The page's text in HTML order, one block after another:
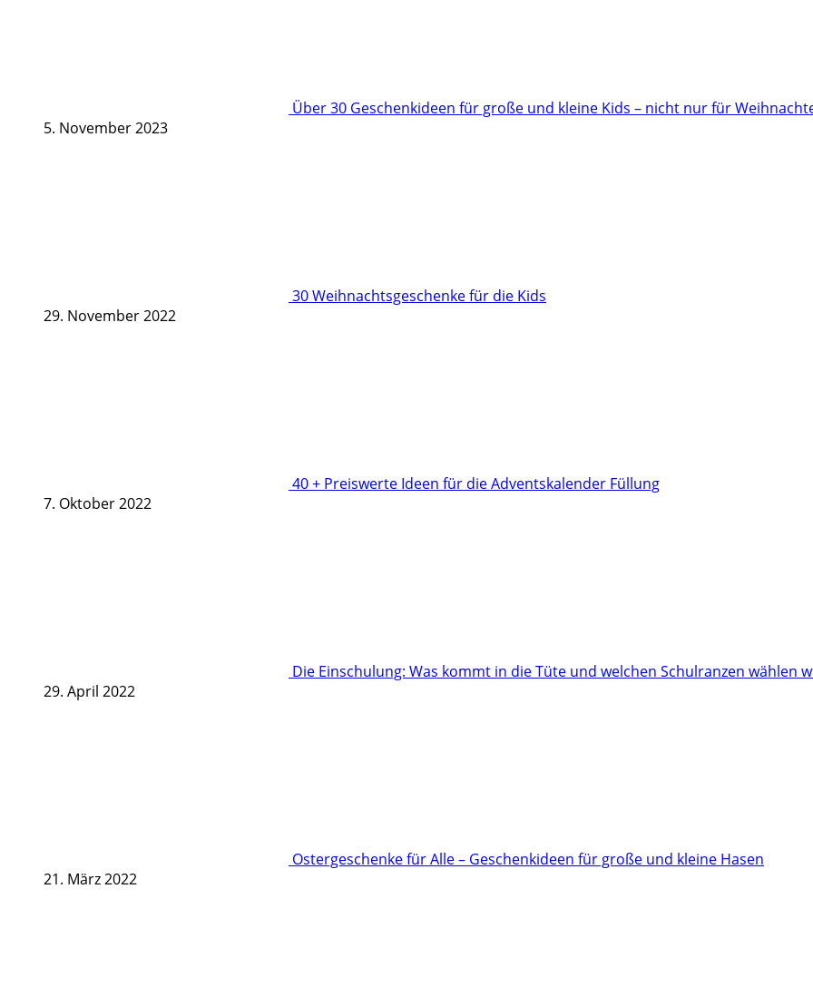
Über 30 Geschenkideen für große und kleine Kids – nicht nur für
5. November 2023
30 Weihnachtsgeschenke für die Kids
29. November 2022
40 + Preiswerte Ideen für die Adventskalender Füllung
7. Oktober 2022
Die Einschulung: Was kommt in die Tüte und welchen Schulranzen wählen
29. April 2022
Ostergeschenke für Alle – Geschenkideen für große und kleine Hasen
21. März 2022